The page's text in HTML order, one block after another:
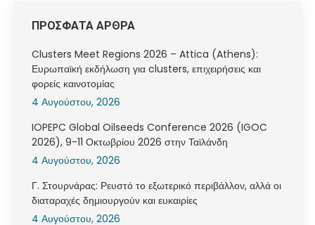
ΠΡΟΣΦΑΤΑ ΑΡΘΡΑ
Clusters Meet Regions 2026 – Attica (Athens):
Ευρωπαϊκή εκδήλωση για clusters, επιχειρήσεις και
φορείς καινοτομίας
4 Αυγούστου, 2026
IOPEPC Global Oilseeds Conference 2026 (IGOC
2026), 9-11 Οκτωβρίου 2026 στην Ταϊλάνδη
4 Αυγούστου, 2026
Γ. Στουρνάρας: Ρευστό το εξωτερικό περιβάλλον, αλλά οι
διαταραχές δημιουργούν και ευκαιρίες
4 Αυγούστου, 2026